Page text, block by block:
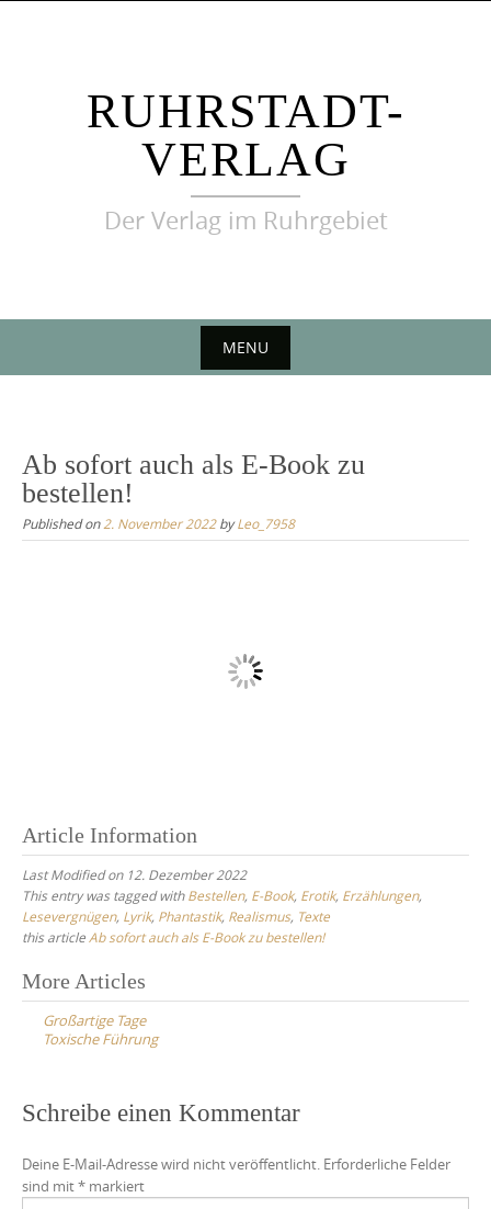
RUHRSTADT-
VERLAG
Der Verlag im Ruhrgebiet
MENU
content
Ab sofort auch als E-Book zu
bestellen!
Published on2. November 2022byLeo_7958
Article Information
Last Modified on 12. Dezember 2022
This entry was tagged withBestellen, E-Book, Erotik, Erzählungen,
Lesevergnügen, Lyrik, Phantastik, Realismus, Texte
this articleAb sofort auch als E-Book zu bestellen!
Post
navigation
More Articles
Großartige Tage
Toxische Führung
Schreibe einen Kommentar
Deine E-Mail-Adresse wird nicht veröffentlicht. Erforderliche Felder
sind mit* markiert